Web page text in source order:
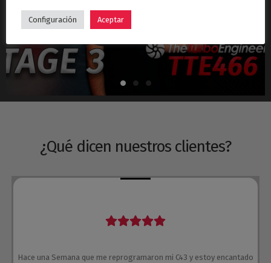
Hyundai i30N Stage 3 – Turbo TTE466
¿Qué dicen nuestros clientes?
Hace una Semana que me reprogramaron mi C43 y estoy encantado
Configuración Aceptar